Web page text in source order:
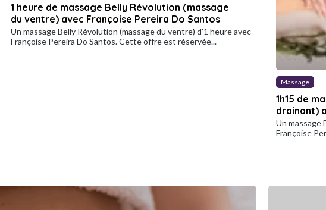
1 heure de massage Belly Révolution (massage
du ventre) avec Françoise Pereira Do Santos
Un massage Belly Révolution (massage du ventre) d'1 heure avec
Françoise Pereira Do Santos. Cette offre est réservée...
Massage
1h15 de
drainant)
Un massage
Françoise